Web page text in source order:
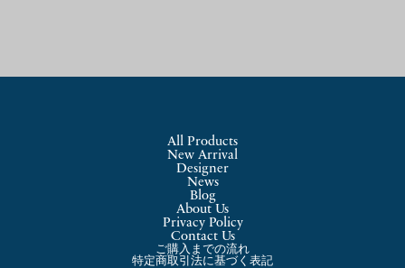
All Products
New Arrival
Designer
News
Blog
About Us
Privacy Policy
Contact Us
ご購入までの流れ
特定商取引法に基づく表記